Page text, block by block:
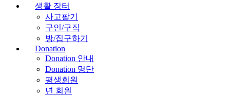
생활 장터
사고팔기
구인/구직
방/집구하기
Donation
Donation 안내
Donation 명단
평생회원
년 회원